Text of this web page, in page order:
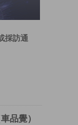
採訪通
品覺）